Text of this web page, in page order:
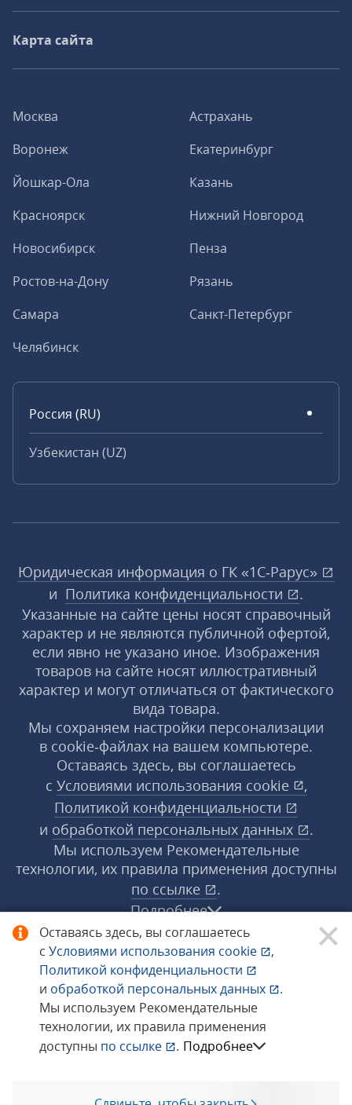
Оставаясь здесь, вы соглашаетесь
с Условиями использования cookie
,
Политикой конфиденциальности
и обработкой персональных данных
.
Мы используем Рекомендательные
технологии, их правила применения
доступны по ссылке . Подробнее
Москва
Астрахань
Воронеж
Екатеринбург
Йошкар-Ола
Казань
Красноярск
Нижний Новгород
Новосибирск
Пенза
Ростов-на-Дону
Рязань
Самара
Санкт-Петербург
Челябинск
Россия (RU)
Узбекистан (UZ)
Карта сайта
Юридическая информация о ГК «1С‑Рарус»
и Политика конфиденциальности
.
Указанные на сайте цены носят справочный
характер и не являются публичной офертой,
если явно не указано иное. Изображения
товаров на сайте носят иллюстративный
характер и могут отличаться от фактического
вида товара.
Мы сохраняем настройки персонализации
в cookie‑файлах на вашем компьютере.
Оставаясь здесь, вы соглашаетесь
с Условиями использования cookie
,
Политикой конфиденциальности
и обработкой персональных данных
.
Мы используем Рекомендательные
технологии, их правила применения доступны
по ссылке
.
Подробнее
© 1998−2026 «1С‑Рарус» ®. Все права
защищены.
Сообщить об ошибке